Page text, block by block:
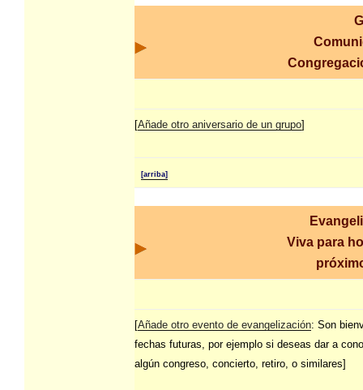
[Añade otro aniversario de un grupo]
[arriba]
Viva para
[Añade otro evento de evangelización: Son
fechas futuras, por ejemplo si deseas dar a
algún congreso, concierto, retiro, o similares]